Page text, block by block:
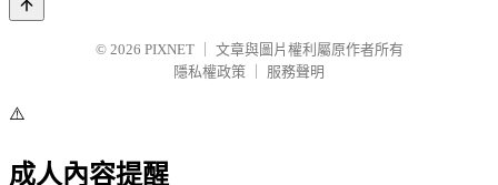
© 2026 PIXNET
文章與圖片權利屬原作者所有
隱私權政策
服務聲明
⚠️
成人內容提醒